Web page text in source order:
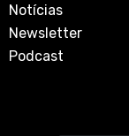
Notícias
Newsletter
Podcast